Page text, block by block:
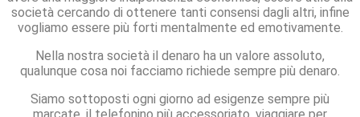
società cercando di ottenere tanti consensi dagli altri, infine
vogliamo essere più forti mentalmente ed emotivamente.
Nella nostra società il denaro ha un valore assoluto,
qualunque cosa noi facciamo richiede sempre più denaro.
Siamo sottoposti ogni giorno ad esigenze sempre più